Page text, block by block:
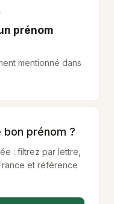
prénom
mentionné dans
prénom ?
: filtrez par lettre,
et référence